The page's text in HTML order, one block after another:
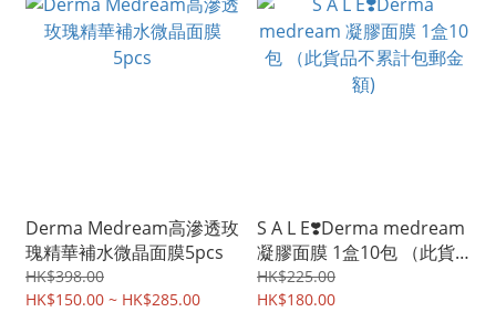
Derma Medream高滲透玫
瑰精華補水微晶面膜5pcs
HK$398.00
HK$150.00 ~ HK$285.00
S A L E❣️Derma medream
凝膠面膜 1盒10包 （此貨
品不累計包郵金額)
HK$225.00
HK$180.00